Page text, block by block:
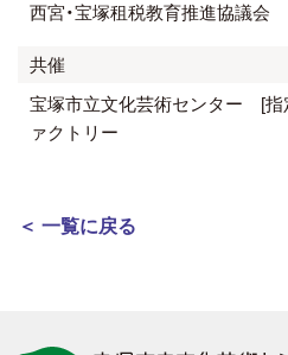
西宮・宝塚租税教育推進協議会
共催
宝塚市立文化芸術センター [指
ァクトリー
＜ 一覧に戻る